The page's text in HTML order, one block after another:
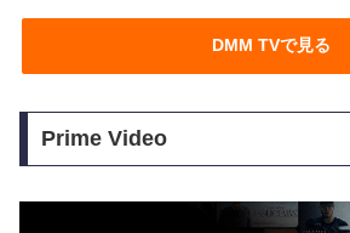
DMM TVで見る
Prime Video